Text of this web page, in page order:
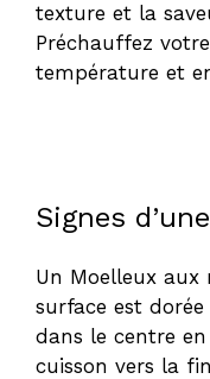
texture et la
Préchauffez
température et
Signes
Un Moelleux
surface est
dans le centre
cuisson vers la